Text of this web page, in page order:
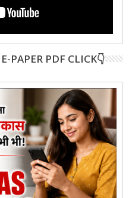
PAPER PDF CLICK👇